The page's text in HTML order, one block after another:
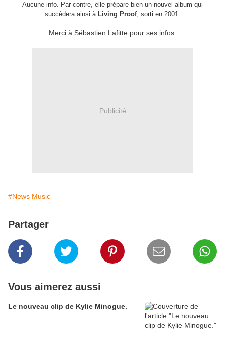
Aucune info. Par contre, elle prépare bien un nouvel album qui
succèdera ainsi à Living Proof, sorti en 2001.
Merci à Sébastien Lafitte pour ses infos.
Publicité
#News Music
Partager
Vous aimerez aussi
Le nouveau clip de Kylie Minogue.